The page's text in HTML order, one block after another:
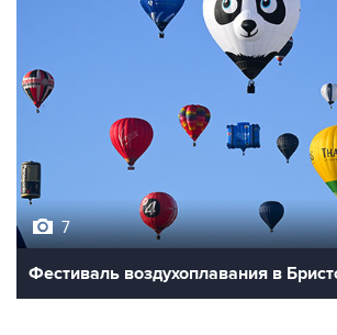
7
Фестиваль воздухоплавания в